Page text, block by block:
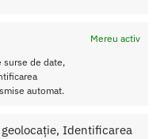
Mereu activ
surse de date,
automat.
Identificarea
oriunde doresti, fie acasa, fie
cele mai nebune fetisuri